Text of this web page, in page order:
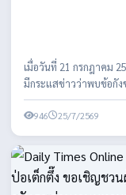
เมื่อวันที่ 21 กรกฎาคม
มีกระแสข่าวว่าพบข้อกัง
กับคุณสมบัติของผู้ได้รับก
ชื่อบาง...
946 25/7/2569